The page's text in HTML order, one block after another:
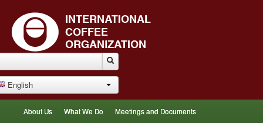
English
About Us What We Do Meetings and Documents